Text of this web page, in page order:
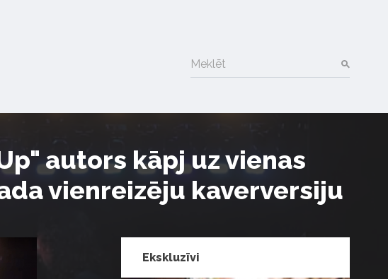
Meklēt
autors kāpj uz vienas
vienreizēju kaverversiju
Ekskluzīvi